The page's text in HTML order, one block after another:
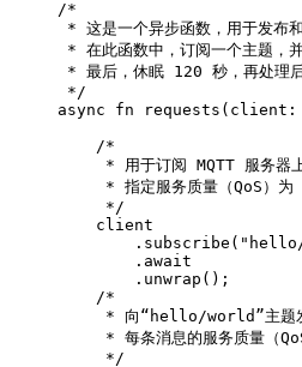
/*
* 这是一个异步函数，用于发布和
* 在此函数中，订阅一个主题，
* 最后，休眠 120 秒，再处理后
*/
async fn requests(client:
    /*
* 用于订阅 MQTT 服务器
* 指定服务质量（QoS）为
     */
    client
        .await
        .unwrap();
    /*
* 向“hello/world”主题
* 每条消息的服务质量（
     */